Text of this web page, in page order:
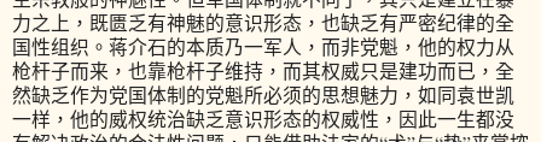
力之上，既匮乏有神魅的意识形态，也缺乏有严密纪律的全
国性组织。蒋介石的本质乃一军人，而非党魁，他的权力从
枪杆子而来，也靠枪杆子维持，而其权威只是建功而已，全
然缺乏作为党国体制的党魁所必须的思想魅力，如同袁世凯
一样，他的威权统治缺乏意识形态的权威性，因此一生都没